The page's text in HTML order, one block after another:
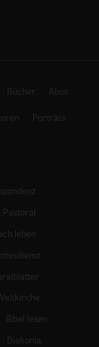
Bücher Abos
Porträts
Pastoral
leben
Bibel lesen
Diakonia